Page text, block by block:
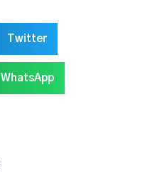
Twitter
WhatsApp